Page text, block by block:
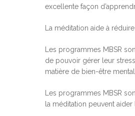
excellente façon
La méditation aide à
Les programmes MBSR
de pouvoir gérer leur
matière de bien-être mental.
Les programmes MBSR
la méditation peuvent